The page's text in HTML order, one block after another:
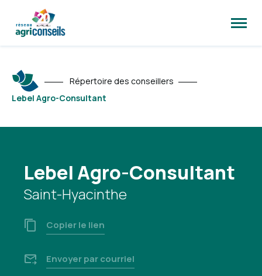
la
Répertoire des conseillers
Lebel Agro-Consultant
Lebel Agro-Consultant
Saint-Hyacinthe
Copier le lien
Envoyer par courriel